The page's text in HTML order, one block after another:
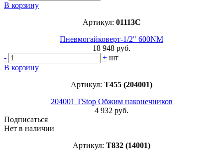
В корзину
Артикул: 01113C
Пневмогайковерт-1/2" 600NM
18 948 руб.
-
+ шт
В корзину
Артикул: T455 (204001)
204001 TStop Обжим наконечников
4 932 руб.
Подписаться
Нет в наличии
Артикул: T832 (14001)